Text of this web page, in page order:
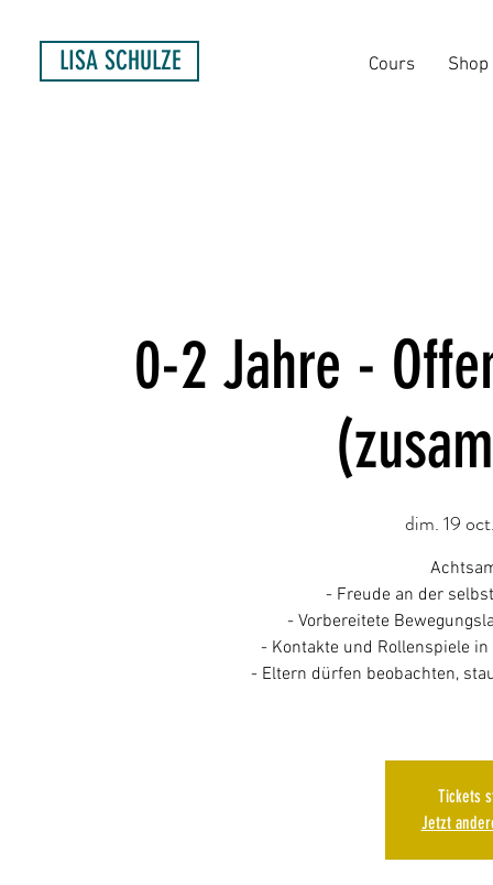
Cours Shop
LISA SCHULZE
0-2 Jahre -
dim. 19
- Freude an der
- Vorbereitete
- Kontakte und Rollenspiele
- Eltern dürfen beobachten,
Tickets
Jetzt